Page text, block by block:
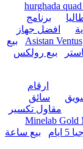
hurghada
برنامج
افضل جهاز
Asistan Ventus
بيع
بيع رولكس
ارقام
سائق
مقاول تكسير
Minelab Gold
بيع ساعة